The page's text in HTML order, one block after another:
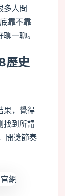
多人問
靠不靠
一聊。
歷史
果，覺得
找到所謂
開獎節奏